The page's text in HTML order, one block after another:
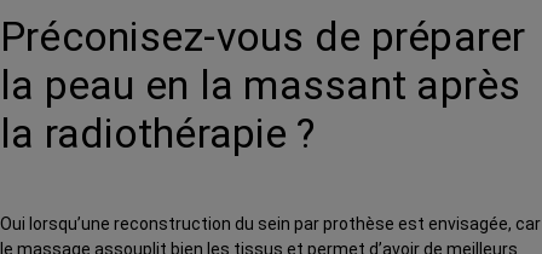
Préconisez-vous de préparer
la peau en la massant après
la radiothérapie ?
Oui lorsqu’une reconstruction du sein par prothèse est envisagée, car
le massage assouplit bien les tissus et permet d’avoir de meilleurs